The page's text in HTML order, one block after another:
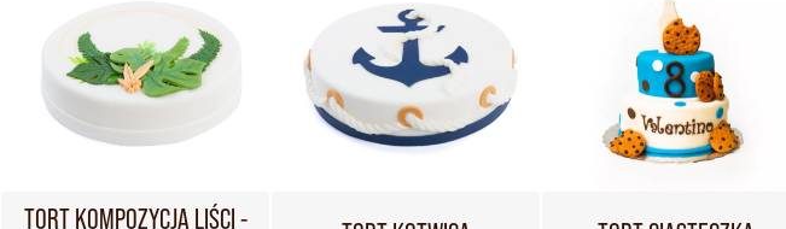
TORT KOMPOZYCJA LIŚCI -